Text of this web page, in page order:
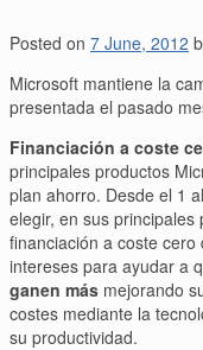
Posted on 7 June, 2012
Microsoft mantiene la
presentada el pasado
Financiación a coste
principales productos
plan ahorro. Desde el 1
elegir, en sus
financiación a coste
intereses para ayudar a
ganen más mejorando
costes mediante la
su productividad.